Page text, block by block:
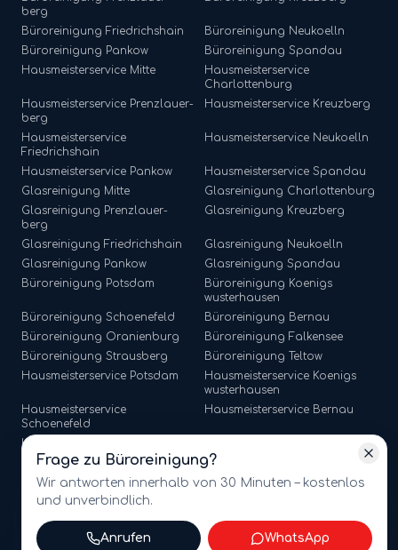
berg
Büroreinigung Friedrichshain Büroreinigung Neukoelln
Büroreinigung Pankow Büroreinigung Spandau
Hausmeisterservice Mitte
Hausmeisterservice
Charlottenburg
Hausmeisterservice Prenzlauer-
berg
Hausmeisterservice Kreuzberg
Hausmeisterservice
Friedrichshain
Hausmeisterservice Neukoelln
Hausmeisterservice Pankow Hausmeisterservice Spandau
Glasreinigung Mitte Glasreinigung Charlottenburg
Glasreinigung Prenzlauer-
berg
Glasreinigung Kreuzberg
Glasreinigung Friedrichshain Glasreinigung Neukoelln
Glasreinigung Pankow Glasreinigung Spandau
Büroreinigung Potsdam Büroreinigung Koenigs
wusterhausen
Büroreinigung Schoenefeld Büroreinigung Bernau
Büroreinigung Oranienburg Büroreinigung Falkensee
Büroreinigung Strausberg Büroreinigung
Teltow
Hausmeisterservice Potsdam Hausmeisterservice Koenigs
wusterhausen
Hausmeisterservice
Schoenefeld
Hausmeisterservice Bernau
Hausmeisterservice
Oranienburg
Hausmeisterservice Strausberg Hausmeisterservice Teltow
2026 amt multiservices GmbH · Märkische Straße 65, 15806
Frage zu Büroreinigung?
Wir antworten innerhalb von 30 Minuten – kostenlos
und unverbindlich.
Anrufen WhatsApp